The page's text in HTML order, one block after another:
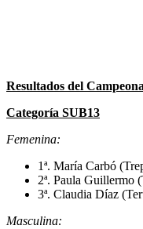
Resultados del
Categoría SUB13
Femenina:
1ª. María Carbó
2ª. Paula Guillermo
3ª. Claudia Díaz
Masculina: